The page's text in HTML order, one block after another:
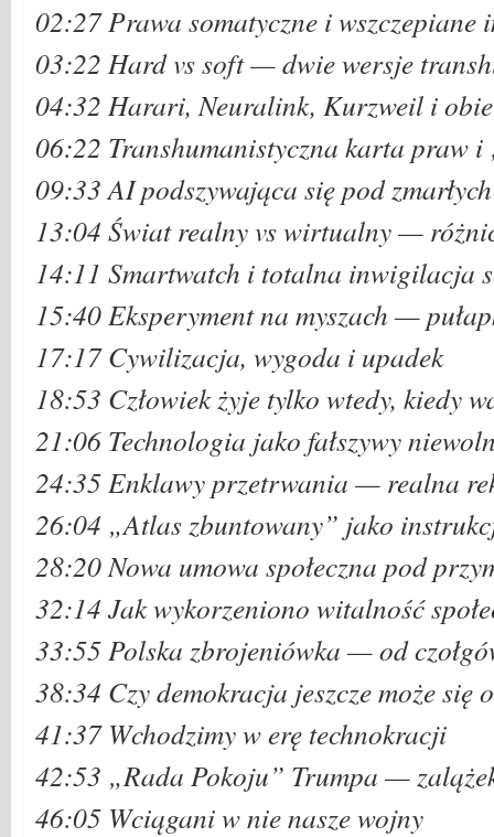
02:27 Prawa somatyczne i wszczepiane
03:22 Hard vs soft — dwie wersje
04:32 Harari, Neuralink, Kurzweil i
06:22 Transhumanistyczna karta praw i
09:33 AI podszywająca się pod
13:04 Świat realny vs wirtualny —
14:11 Smartwatch i totalna inwigilacja
15:40 Eksperyment na myszach —
17:17 Cywilizacja, wygoda i upadek
18:53 Człowiek żyje tylko wtedy, kiedy
21:06 Technologia jako fałszywy
24:35 Enklawy przetrwania — realna
26:04 „Atlas zbuntowany” jako
28:20 Nowa umowa społeczna pod
32:14 Jak wykorzeniono witalność
33:55 Polska zbrojeniówka — od
38:34 Czy demokracja jeszcze może się
41:37 Wchodzimy w erę technokracji
42:53 „Rada Pokoju” Trumpa —
46:05 Wciągani w nie nasze wojny